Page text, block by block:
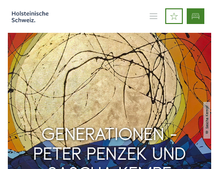
© Sascha Kempf
GENERATIONEN -
PETER PENZEK UND